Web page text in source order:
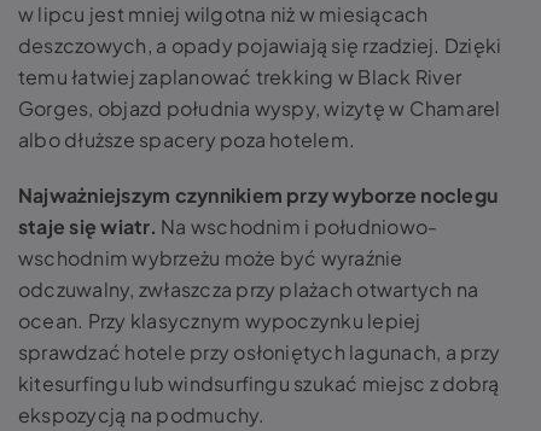
w lipcu jest mniej wilgotna niż w miesiącach
deszczowych, a opady pojawiają się rzadziej. Dzięki
temu łatwiej zaplanować trekking w Black River
Gorges, objazd południa wyspy, wizytę w Chamarel
albo dłuższe spacery poza hotelem.
Najważniejszym czynnikiem przy wyborze noclegu
staje się wiatr. Na wschodnim i południowo-
wschodnim wybrzeżu może być wyraźnie
odczuwalny, zwłaszcza przy plażach otwartych na
ocean. Przy klasycznym wypoczynku lepiej
sprawdzać hotele przy osłoniętych lagunach, a przy
kitesurfingu lub windsurfingu szukać miejsc z dobrą
ekspozycją na podmuchy.